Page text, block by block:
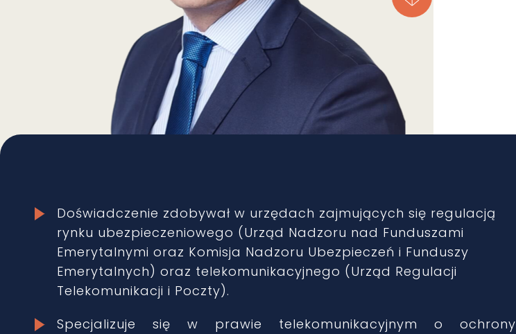
Doświadczenie zdobywał w urzędach zajmujących się regulacją
rynku ubezpieczeniowego (Urząd Nadzoru nad Funduszami
Emerytalnymi oraz Komisja Nadzoru Ubezpieczeń i Funduszy
Emerytalnych) oraz telekomunikacyjnego (Urząd Regulacji
Telekomunikacji i Poczty).
Specjalizuje się w prawie telekomunikacyjnym o ochrony